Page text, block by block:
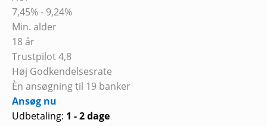
7,45% - 9,24%
Min. alder
18 år
Trustpilot 4,8
Høj Godkendelsesrate
Èn ansøgning til 19 banker
Ansøg nu
Udbetaling: 1 - 2 dage